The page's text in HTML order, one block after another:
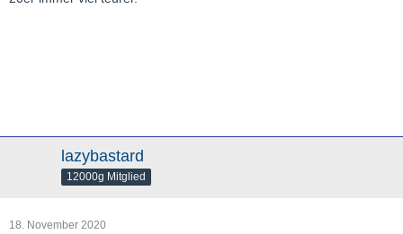
lazybastard
12000g Mitglied
18. November 2020